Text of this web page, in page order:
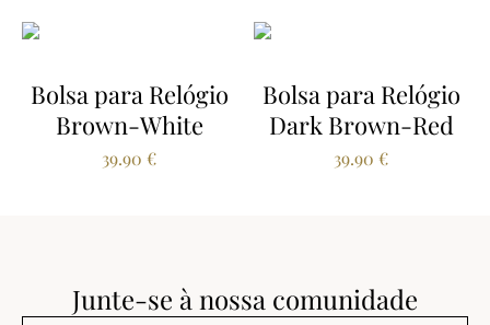
Bolsa para Relógio
Brown-White
39.90 €
Bolsa para Relógio
Dark Brown-Red
39.90 €
Junte-se à nossa comunidade